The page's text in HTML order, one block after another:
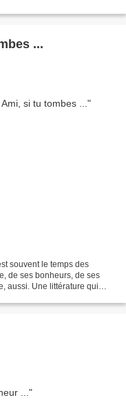
...
souvent le temps des
de ses bonheurs, de ses
aussi. Une littérature qui